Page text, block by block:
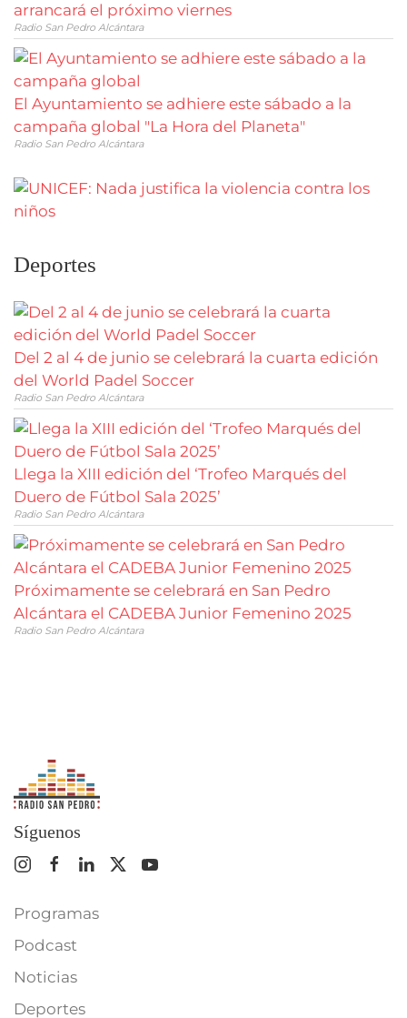
arrancará el próximo viernes
Radio San Pedro Alcántara
El Ayuntamiento se adhiere este sábado a la
campaña global "La Hora del Planeta"
Radio San Pedro Alcántara
Deportes
Del 2 al 4 de junio se celebrará la cuarta edición
del World Padel Soccer
Radio San Pedro Alcántara
Llega la XIII edición del ‘Trofeo Marqués del
Duero de Fútbol Sala 2025’
Radio San Pedro Alcántara
Próximamente se celebrará en San Pedro
Alcántara el CADEBA Junior Femenino 2025
Radio San Pedro Alcántara
Síguenos
Programas
Podcast
Noticias
Deportes